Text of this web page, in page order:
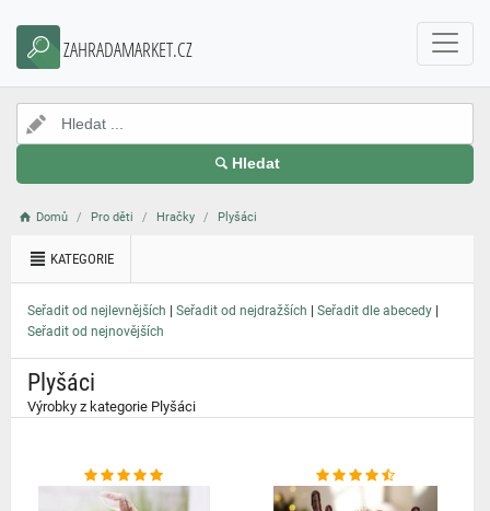
ZAHRADAMARKET.CZ
Hledat
Domů Pro děti Hračky Plyšáci
KATEGORIE
Seřadit od nejlevnějších | Seřadit od nejdražších | Seřadit dle abecedy |
Seřadit od nejnovějších
Plyšáci
Výrobky z kategorie Plyšáci